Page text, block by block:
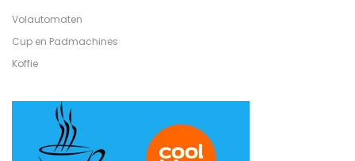
Volautomaten
Cup en Padmachines
Koffie